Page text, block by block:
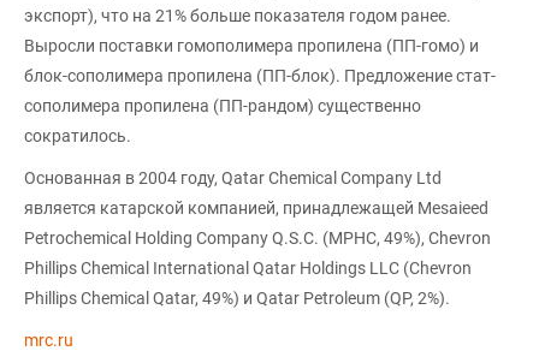
экспорт), что на 21% больше показателя годом ранее.
Выросли поставки гомополимера пропилена (ПП-гомо) и
блок-сополимера пропилена (ПП-блок). Предложение стат-
сополимера пропилена (ПП-рандом) существенно
сократилось.
Основанная в 2004 году, Qatar Chemical Company Ltd
является катарской компанией, принадлежащей Mesaieed
Petrochemical Holding Company Q.S.C. (MPHC, 49%), Chevron
Phillips Chemical International Qatar Holdings LLC (Chevron
Phillips Chemical Qatar, 49%) и Qatar Petroleum (QP, 2%).
mrc.ru